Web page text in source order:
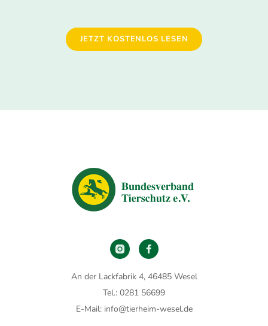
JETZT KOSTENLOS LESEN
An der Lackfabrik 4, 46485 Wesel
Tel.: 0281 56699
E-Mail: info@tierheim-wesel.de